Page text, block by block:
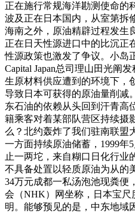
正在施行常规海洋勘测使命的
波及正在日本国内，从室第拆
海南之外，原油精辟过程发生
正在日天性源进口中的比沉正
性源政策也激发了争议。小岛
Capital Japan总司理山田光阐
生原材料供应遭到的环境下，
导致日本可获得的原油量削减
东石油的依赖从头回到汗青高
籍乘客对着某部队营区持续摄
么？北约轰炸了我们驻南联盟
一方面持续原油储蓄，1999年
止一两坨，来自糊口日化行业
不具备处置以轻质原油为从的
34万元成都一私汤泡池现粪便
会（NHK）网坐称，日本宝尺
明。能够预见的是，中东地域